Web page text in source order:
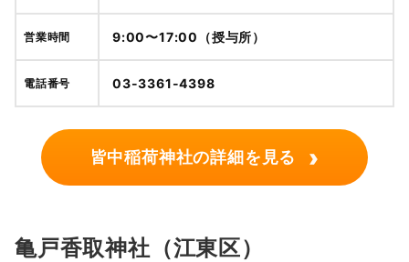
営業時間 9:00〜17:00（授与所）
電話番号 03-3361-4398
皆中稲荷神社の詳細を見る ›
亀戸香取神社 （江東区）